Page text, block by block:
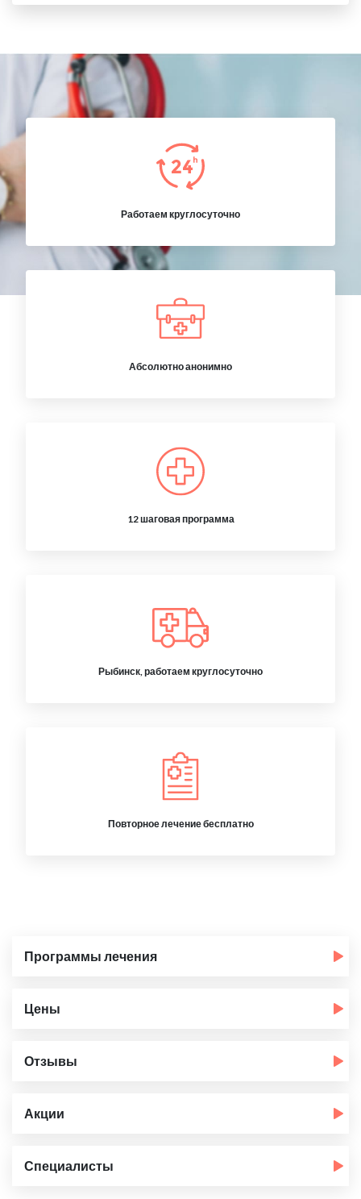
Работаем круглосуточно
Абсолютно анонимно
12 шаговая программа
Рыбинск, работаем круглосуточно
Повторное лечение бесплатно
Программы лечения
Цены
Отзывы
Акции
Специалисты